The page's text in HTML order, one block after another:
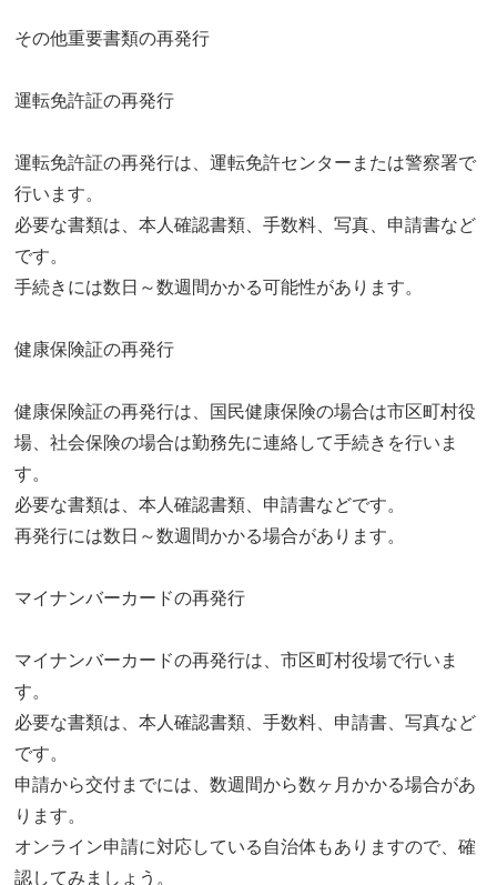
その他重要書類の再発行
運転免許証の再発行
運転免許証の再発行は、運転免許センターまたは警察署で
行います。
必要な書類は、本人確認書類、手数料、写真、申請書など
です。
手続きには数日～数週間かかる可能性があります。
健康保険証の再発行
健康保険証の再発行は、国民健康保険の場合は市区町村役
場、社会保険の場合は勤務先に連絡して手続きを行いま
す。
必要な書類は、本人確認書類、申請書などです。
再発行には数日～数週間かかる場合があります。
マイナンバーカードの再発行
マイナンバーカードの再発行は、市区町村役場で行いま
す。
必要な書類は、本人確認書類、手数料、申請書、写真など
です。
申請から交付までには、数週間から数ヶ月かかる場合があ
ります。
オンライン申請に対応している自治体もありますので、確
認してみましょう。